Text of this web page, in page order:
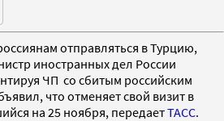
отправляться в Турцию,
иностранных дел России
ЧП со сбитым российским
что отменяет свой визит в
на 25 ноября, передаетТАСС.